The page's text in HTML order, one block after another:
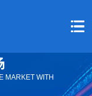
MARKET WITH